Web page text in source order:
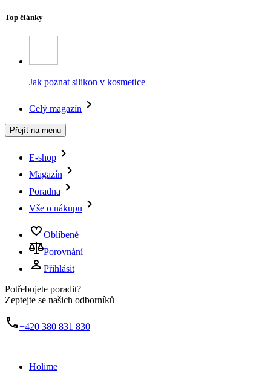
Top články
Jak poznat silikon v kosmetice
Celý magazín
Přejít na menu
E-shop
Magazín
Poradna
Vše o nákupu
Oblíbené
Porovnání
Přihlásit
Potřebujete poradit?
Zeptejte se našich odborníků
+420 380 831 830
Holime